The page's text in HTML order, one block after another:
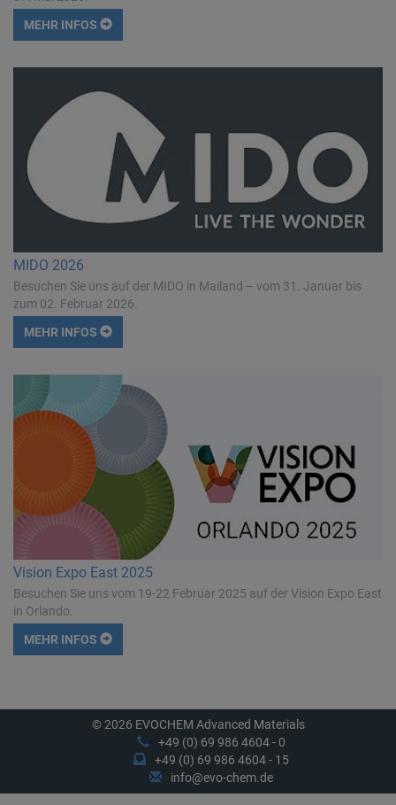
MEHR INFOS
MIDO 2026
Besuchen Sie uns auf der MIDO in Mailand – vom 31. Januar bis
zum 02. Februar 2026.
MEHR INFOS
Vision Expo East 2025
Besuchen Sie uns vom 19-22 Februar 2025 auf der Vision Expo East
in Orlando.
MEHR INFOS
© 2026 EVOCHEM Advanced Materials
+49 (0) 69 986 4604 - 0
+49 (0) 69 986 4604 - 15
info@evo-chem.de